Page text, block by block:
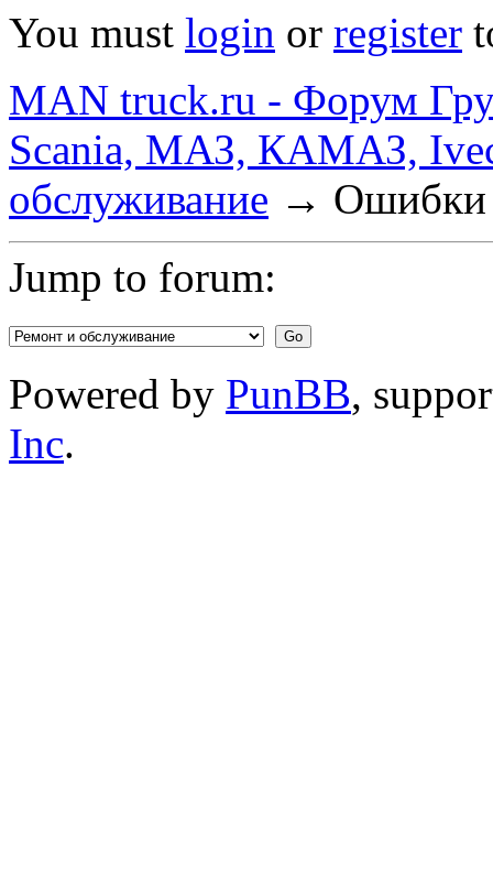
You must login or register
MAN truck.ru - Форум
Scania, МАЗ, КАМАЗ,
обслуживание → Ошибки
Jump to forum:
Powered by PunBB,
Inc.